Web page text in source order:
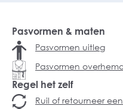
Pasvormen & maten
Pasvormen uitleg
Pasvormen
Regel het zelf
Ruil of retourneer